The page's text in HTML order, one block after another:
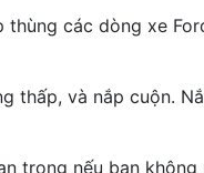
các dòng xe
thấp, và nắp cuộn.
trọng nếu bạn